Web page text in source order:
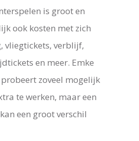
is groot en
ook kosten met zich
vliegtickets, verblijf,
en meer. Emke
zoveel mogelijk
te werken, maar een
een groot verschil